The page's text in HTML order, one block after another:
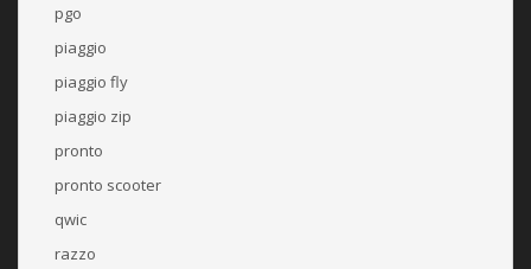
pgo
piaggio
piaggio fly
piaggio zip
pronto
pronto scooter
qwic
razzo